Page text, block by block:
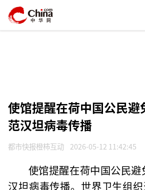
使馆提醒在荷中国公民避
范汉坦病毒传播
都市快报橙柿互动 2026-05-12 11:42:45
使馆提醒在荷中国公民
汉坦病毒传播。世界卫生组